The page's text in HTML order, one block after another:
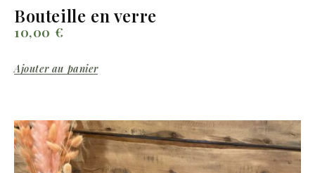
Bouteille en verre
10,00 €
Ajouter au panier